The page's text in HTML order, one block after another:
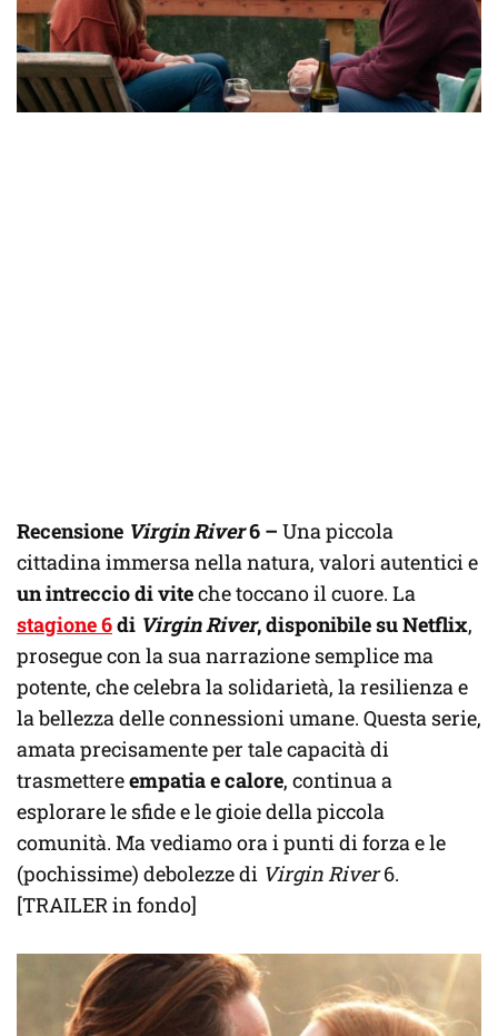
Recensione Virgin River6 – Una piccola
cittadina immersa nella natura, valori autentici e
un intreccio di viteche toccano il cuore. La
stagione 6di Virgin River, disponibile su Netflix,
prosegue con la sua narrazione semplice ma
potente, che celebra la solidarietà, la resilienza e
la bellezza delle connessioni umane. Questa serie,
amata precisamente per tale capacità di
trasmettereempatia e calore, continua a
esplorare le sfide e le gioie della piccola
comunità. Ma vediamo ora i punti di forza e le
(pochissime) debolezze di Virgin River6.
[TRAILER in fondo]